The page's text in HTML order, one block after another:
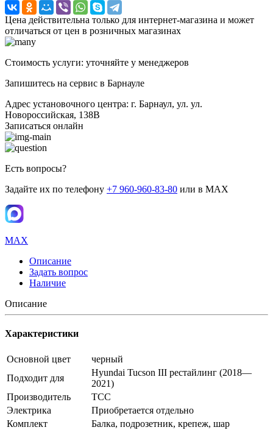
Цена действительна только для интернет-магазина и может
отличаться от цен в розничных магазинах
Стоимость услуги: уточняйте у менеджеров
Запишитесь на сервис в Барнауле
Адрес установочного центра: г. Барнаул, ул. ул.
Новороссийская, 138В
Записаться онлайн
Есть вопросы?
Задайте их по телефону +7 960-960-83-80 или в MAX
MAX
Описание
Задать вопрос
Наличие
Описание
Характеристики
Основной цвет
черный
Подходит для
Hyundai Tucson III рестайлинг (2018—
2021)
Производитель
ТСС
Электрика
Приобретается отдельно
Комплект
Балка, подрозетник, крепеж, шар